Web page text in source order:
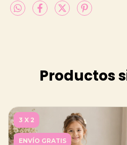
Productos
3 X 2
ENVÍO GRATIS